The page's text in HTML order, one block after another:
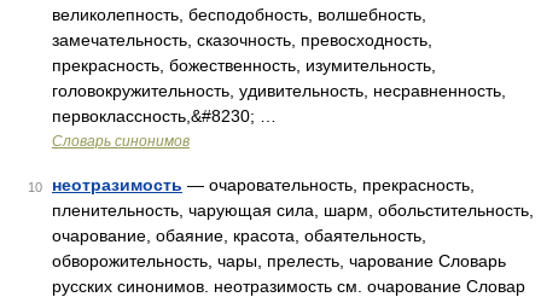
великолепность, бесподобность, волшебность,
замечательность, сказочность, превосходность,
прекрасность, божественность, изумительность,
головокружительность, удивительность, несравненность,
первоклассность,&#8230; …
Словарь синонимов
10 неотразимость — очаровательность, прекрасность,
пленительность, чарующая сила, шарм, обольстительность,
очарование, обаяние, красота, обаятельность,
обворожительность, чары, прелесть, чарование Словарь
русских синонимов. неотразимость см. очарование Словар